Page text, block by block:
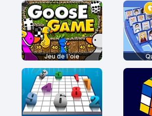
Jeu de l'oie